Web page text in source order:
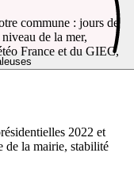
commune : jours de
de la mer,
France et du GIEC,
2022 et
de la mairie, stabilité